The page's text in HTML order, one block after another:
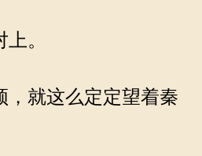
。
就这么定定望着秦